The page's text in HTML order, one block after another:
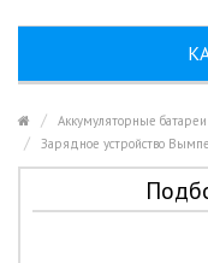
Аккумуляторные батареи
Зарядное устройство